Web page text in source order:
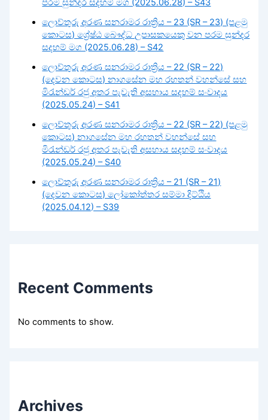
පරම සුන්දර සදහම් මග (2025.06.28) – S43
ලොව්තුරු අරණ සනරාමර රාත්‍රිය – 23 (SR – 23) (පළමු
කොටස) ශ්‍රේෂ්ඨ බෞද්ධ උපාසකයෙකු වන පරම සුන්දර
සදහම් මග (2025.06.28) – S42
ලොව්තුරු අරණ සනරාමර රාත්‍රිය – 22 (SR – 22)
(දෙවන කොටස) නාගසේන මහ රහතන් වහන්සේ සහ
මිරැන්ඩර් රජු අතර පැවැති අසහාය සදහම් සංවාදය
(2025.05.24) – S41
ලොව්තුරු අරණ සනරාමර රාත්‍රිය – 22 (SR – 22) (පළමු
කොටස) නාගසේන මහ රහතන් වහන්සේ සහ
මිරැන්ඩර් රජු අතර පැවැති අසහාය සදහම් සංවාදය
(2025.05.24) – S40
ලොව්තුරු අරණ සනරාමර රාත්‍රිය – 21 (SR – 21)
(දෙවන කොටස) ලෝකෝත්තර සම්මා දිට්ඨිය
(2025.04.12) – S39
Recent Comments
No comments to show.
Archives